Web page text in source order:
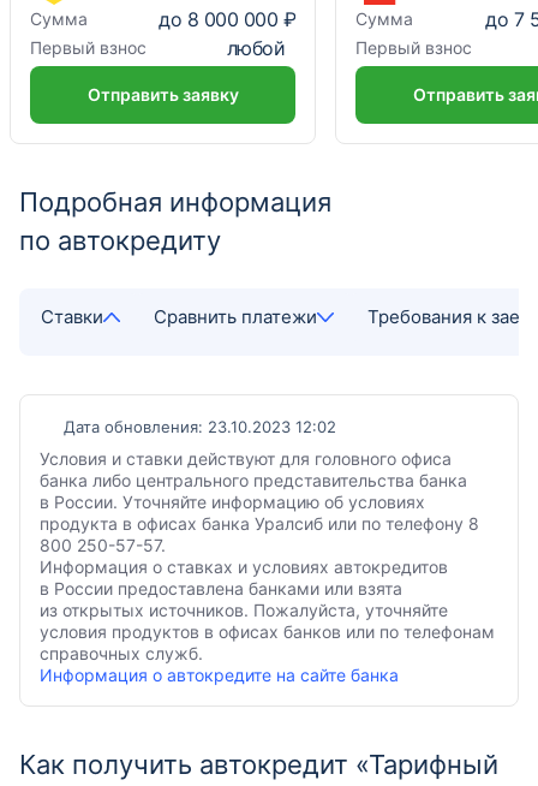
Сумма
до 8 000 000 ₽
Первый взнос любой
Отправить заявку
Сумма
до 7
Первый взнос
Отправить
Подробная информация
по автокредиту
Ставки Сравнить платежи Требования к
Дата обновления: 23.10.2023 12:02
Условия и ставки действуют для головного офиса
банка либо центрального представительства банка
в России. Уточняйте информацию об условиях
продукта в офисах банка Уралсиб или по телефону 8
800 250-57-57.
Информация о ставках и условиях автокредитов
в России предоставлена банками или взята
из открытых источников. Пожалуйста, уточняйте
условия продуктов в офисах банков или по телефонам
справочных служб.
Информация о автокредите на сайте банка
Как получить автокредит «Тарифный